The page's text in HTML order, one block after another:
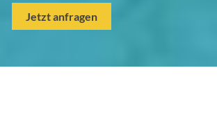
Jetzt anfragen